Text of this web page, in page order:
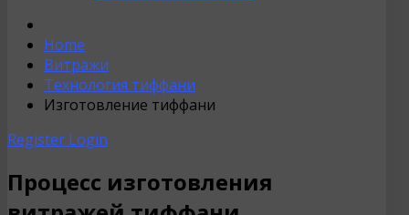
Home
Витражи
Технология тиффани
Изготовление тиффани
Register Login
Процесс изготовления